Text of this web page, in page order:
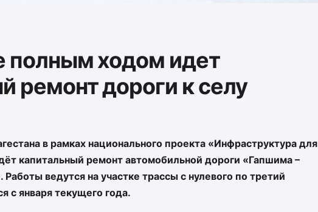
полным ходом идет
ремонт дороги к селу
в рамках национального проекта «Инфраструктура для
капитальный ремонт автомобильной дороги «Гапшима –
Работы ведутся на участке трассы с нулевого по третий
с января текущего года.